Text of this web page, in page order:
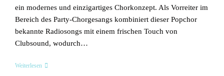
ein modernes und einzigartiges Chorkonzept. Als Vorreiter im
Bereich des Party-Chorgesangs kombiniert dieser Popchor
bekannte Radiosongs mit einem frischen Touch von
Clubsound, wodurch…
WeiterlesenLove